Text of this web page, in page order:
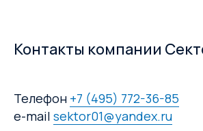
Контакты компании
Телефон +7 (495) 772-36-85
e-mail sektor01@yandex.ru